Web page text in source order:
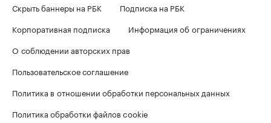
Скрыть баннеры на РБК
Подписка на РБК
Корпоративная подписка
Информация об ограничениях
О соблюдении авторских прав
Пользовательское соглашение
Политика в отношении обработки персональных данных
Политика обработки файлов cookie